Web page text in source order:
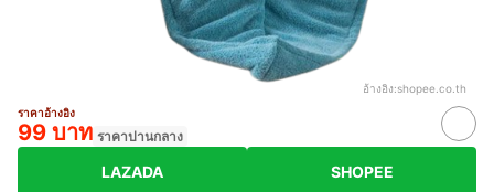
อ้างอิง:shopee.co.th
ราคาอ้างอิง
99 บาท ราคาปานกลาง
LAZADA SHOPEE